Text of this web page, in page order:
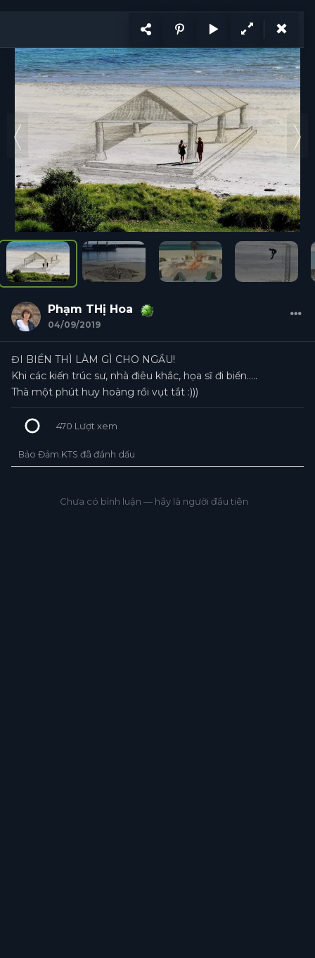
VI
Ý tưởng Trang1/ 2
Ý tưởng Hỏi đáp Tổ chức Cá nhân Năng lực Tuyển
Phạm THị Hoa
04/09/2019
ĐI BIỂN THÌ LÀM GÌ CHO NGẦU!
Khi các kiến trúc sư, nhà điêu khắc, họa sĩ đi biển.....
Thà một phút huy hoàng rồi vụt tắt :)))
470 Lượt xem
Bảo Đảm.KTS đã đánh dấu